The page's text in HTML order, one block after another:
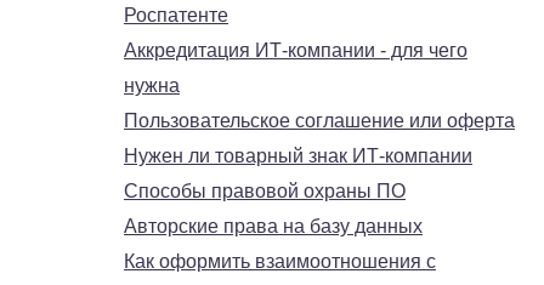
Роспатенте
Аккредитация ИТ-компании - для чего
нужна
Пользовательское соглашение или оферта
Нужен ли товарный знак ИТ-компании
Способы правовой охраны ПО
Авторские права на базу данных
Как оформить взаимоотношения с